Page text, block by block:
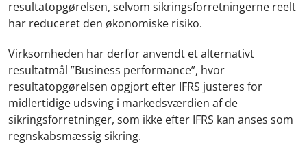
resultatopgørelsen, selvom sikringsforretningerne reelt
har reduceret den økonomiske risiko.
Virksomheden har derfor anvendt et alternativt
resultatmål ”Business performance”, hvor
resultatopgørelsen opgjort efter IFRS justeres for
midlertidige udsving i markedsværdien af de
sikringsforretninger, som ikke efter IFRS kan anses som
regnskabsmæssig sikring.